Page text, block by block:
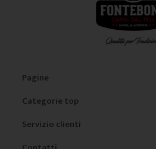
Pagine
Categorie top
Servizio clienti